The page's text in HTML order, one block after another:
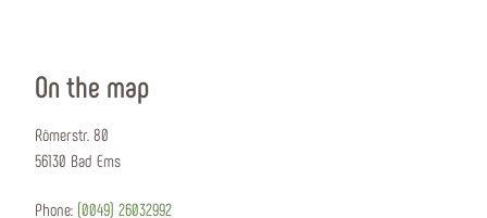
On the map
Römerstr. 80
56130 Bad Ems
Phone: (0049) 26032992